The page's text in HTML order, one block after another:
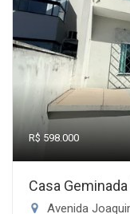
R$ 598.000
Casa
Avenida